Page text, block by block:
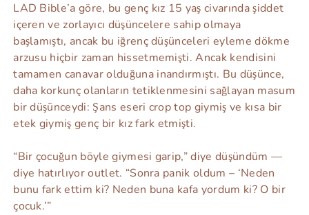
LAD Bible’a göre, bu genç kız 15 yaş civarında şiddet
içeren ve zorlayıcı düşüncelere sahip olmaya
başlamıştı, ancak bu iğrenç düşünceleri eyleme dökme
arzusu hiçbir zaman hissetmemişti. Ancak kendisini
tamamen canavar olduğuna inandırmıştı. Bu düşünce,
daha korkunç olanların tetiklenmesini sağlayan masum
bir düşünceydi: Şans eseri crop top giymiş ve kısa bir
etek giymiş genç bir kız fark etmişti.
“Bir çocuğun böyle giymesi garip,” diye düşündüm —
diye hatırlıyor outlet. “Sonra panik oldum – ‘Neden
bunu fark ettim ki? Neden buna kafa yordum ki? O bir
çocuk.’”